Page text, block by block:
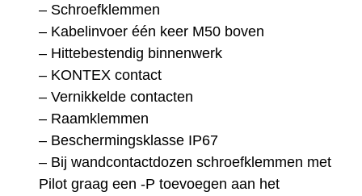
– Schroefklemmen
– Kabelinvoer één keer M50 boven
– Hittebestendig binnenwerk
– KONTEX contact
– Vernikkelde contacten
– Raamklemmen
– Beschermingsklasse IP67
– Bij wandcontactdozen schroefklemmen met
Pilot graag een -P toevoegen aan het